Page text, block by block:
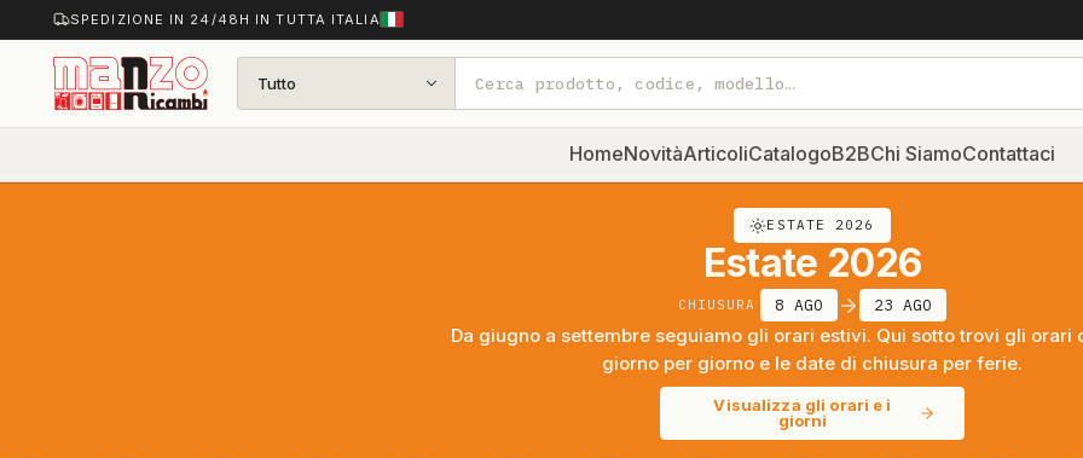
SPEDIZIONE IN 24/48H IN TUTTA ITALIA
Tutto
HomeNovitàArticoliCatalogoB2BChi SiamoContattaci
ESTATE 2026
Estate 2026
CHIUSURA 8 AGO 23 AGO
Da giugno a settembre seguiamo gli orari estivi. Qui sotto trovi gli orari
giorno per giorno e le date di chiusura per ferie.
Visualizza gli orari e i
giorni